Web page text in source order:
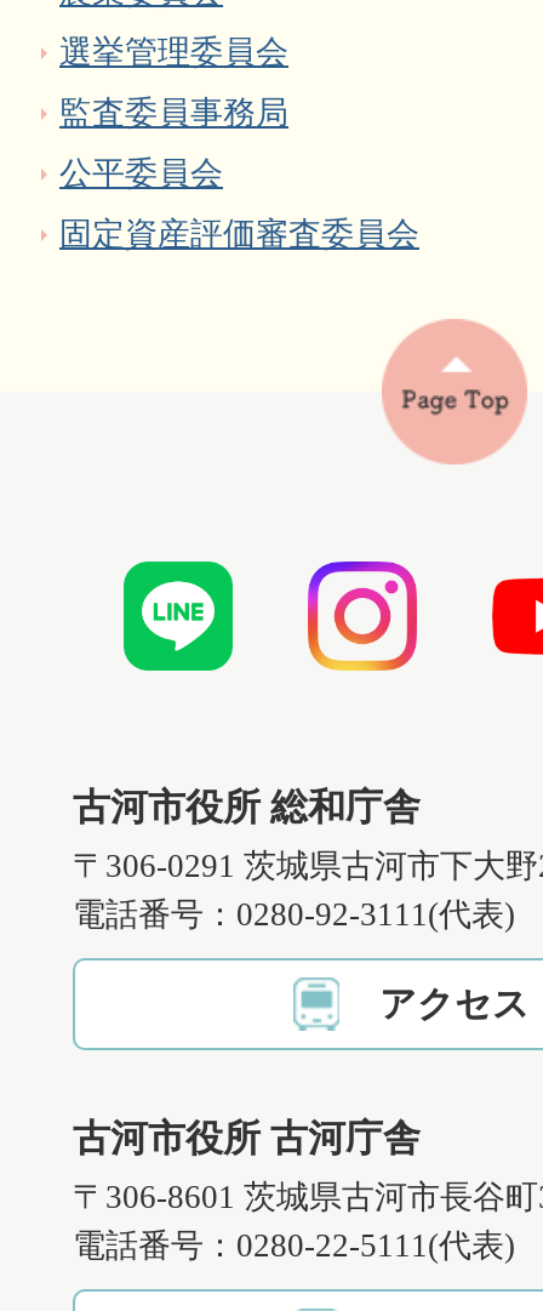
選挙管理委員会
監査委員事務局
公平委員会
固定資産評価審査委員会
古河市役所 総和庁舎
〒306-0291 茨城県古河市下大
電話番号：0280-92-3111(代表)
アクセス
古河市役所 古河庁舎
〒306-8601 茨城県古河市長谷
電話番号：0280-22-5111(代表)